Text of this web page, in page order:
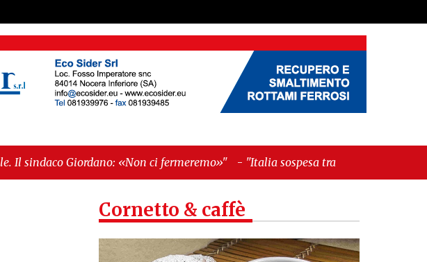
ci fermeremo»" -"Italia sospesa tra identità, fragilità sociali e
Cornetto & caffè